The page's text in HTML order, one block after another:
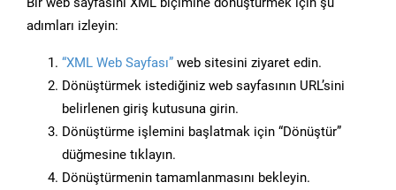
adımları izleyin:
“XML Web Sayfası” web sitesini ziyaret edin.
Dönüştürmek istediğiniz web sayfasının URL’sini
belirlenen giriş kutusuna girin.
Dönüştürme işlemini başlatmak için “Dönüştür”
düğmesine tıklayın.
Dönüştürmenin tamamlanmasını bekleyin.